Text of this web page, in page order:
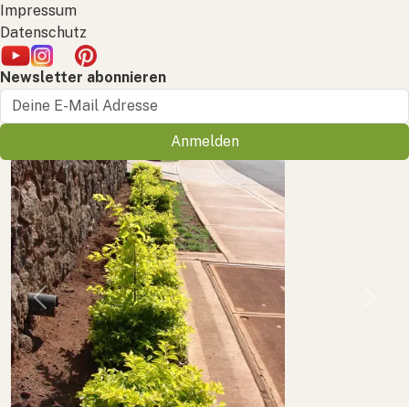
Impressum
Datenschutz
Newsletter abonnieren
Anmelden
Previous